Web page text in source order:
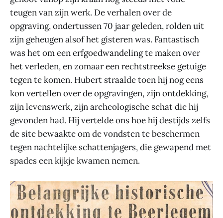
teugen van zijn werk. De verhalen over de
opgraving, ondertussen 70 jaar geleden, rolden uit
zijn geheugen alsof het gisteren was. Fantastisch
was het om een erfgoedwandeling te maken over
het verleden, en zomaar een rechtstreekse getuige
tegen te komen. Hubert straalde toen hij nog eens
kon vertellen over de opgravingen, zijn ontdekking,
zijn levenswerk, zijn archeologische schat die hij
gevonden had. Hij vertelde ons hoe hij destijds zelfs
de site bewaakte om de vondsten te beschermen
tegen nachtelijke schattenjagers, die gewapend met
spades een kijkje kwamen nemen.